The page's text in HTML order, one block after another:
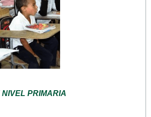
PRIMARIA